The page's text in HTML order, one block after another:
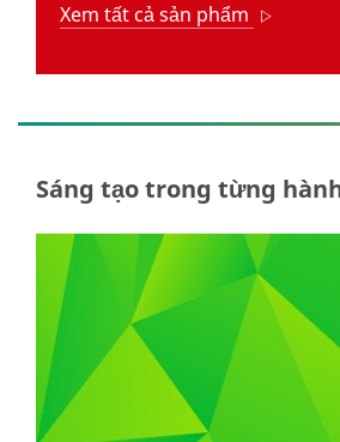
/3M/vi_VN/p/c/tapes/i/automotive/
area
Labor
***
url**
/3M/vi_VN/p/c/ppe/i/automotive/
**Site
area
Maintenance
automobiles
***
url**
Xem tất cả sản phẩm
Sáng tạo trong từng